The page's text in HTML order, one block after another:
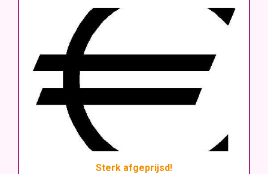
Sterk afgeprijsd!